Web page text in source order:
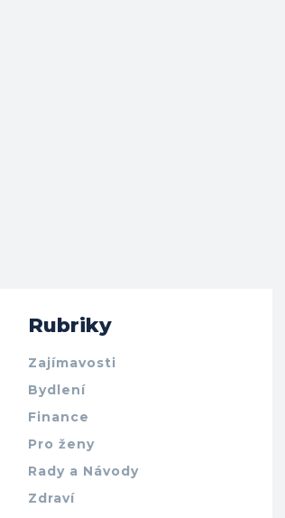
Rubriky
Zajímavosti
Bydlení
Finance
Pro ženy
Rady a Návody
Zdraví